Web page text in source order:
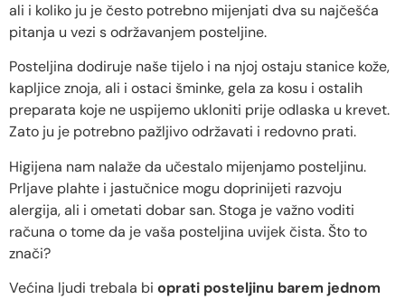
ali i koliko ju je često potrebno mijenjati dva su najčešća
pitanja u vezi s održavanjem posteljine.
Posteljina dodiruje naše tijelo i na njoj ostaju stanice kože,
kapljice znoja, ali i ostaci šminke, gela za kosu i ostalih
preparata koje ne uspijemo ukloniti prije odlaska u krevet.
Zato ju je potrebno pažljivo održavati i redovno prati.
Higijena nam nalaže da učestalo mijenjamo posteljinu.
Prljave plahte i jastučnice mogu doprinijeti razvoju
alergija, ali i ometati dobar san. Stoga je važno voditi
računa o tome da je vaša posteljina uvijek čista. Što to
znači?
Većina ljudi trebala bi oprati posteljinu barem jednom